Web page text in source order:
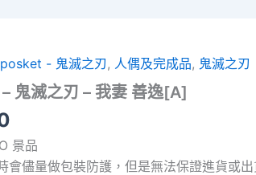
- 鬼滅之刃, 人偶及完成品, 鬼滅之刃
鬼滅之刃 – 我妻 善逸[A]
景品
會儘量做包裝防護，但是無法保證進貨或